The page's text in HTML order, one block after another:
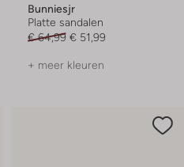
Bunniesjr
Platte sandalen
€ 64,99 € 51,99
+ meer kleuren